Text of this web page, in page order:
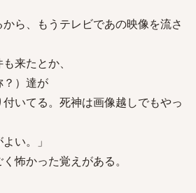
から、もうテレビであの映像を流さ
来たとか、
？）達が
付いてる。死神は画像越しでもやっ
い。」
怖かった覚えがある。